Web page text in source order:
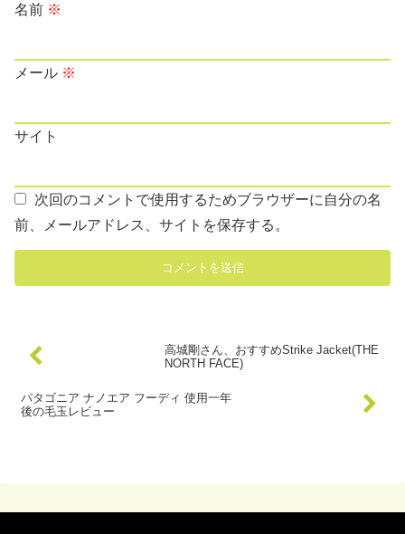
名前 ※
メール ※
サイト
次回のコメントで使用するためブラウザーに自分の名
前、メールアドレス、サイトを保存する。
高城剛さん、おすすめStrike Jacket(THE
NORTH FACE)
パタゴニア ナノエア フーディ 使用一年
後の毛玉レビュー